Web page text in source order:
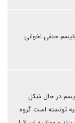
حنفی اخوانی
در حال شکل
تونسته است گروه